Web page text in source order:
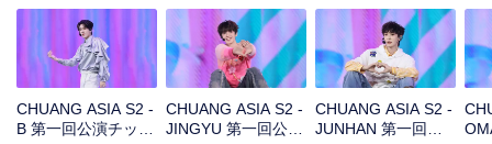
CHUANG ASIA S2 -
B 第一回公演チッケ
CHUANG ASIA S2 -
JINGYU 第一回公演
CHUANG ASIA S2 -
JUNHAN 第一回公